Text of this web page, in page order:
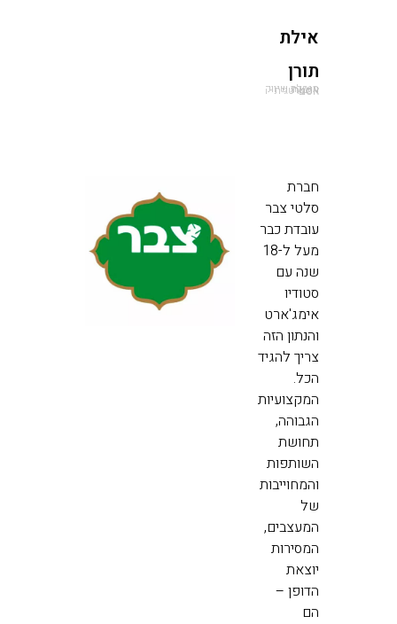
אילת
תורן
מנהלת שיווק ויועצת אסטרטגית - אסם
חברת
סלטי צבר
עובדת כבר
מעל ל-18
שנה עם
סטודיו
אימג'ארט
והנתון הזה
צריך להגיד
הכל.
המקצועיות
הגבוהה,
תחושת
השותפות
והמחוייבות
של
המעצבים,
המסירות
יוצאת
הדופן –
הם